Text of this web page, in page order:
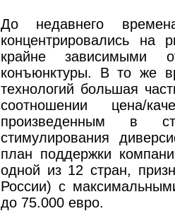
До недавнего
концентрировались
крайне зависимыми
конъюнктуры. В то же
технологий большая
соотношении цена/
произведенным в
стимулирования
план поддержки
одной из 12 стран,
России) с
до 75.000 евро.